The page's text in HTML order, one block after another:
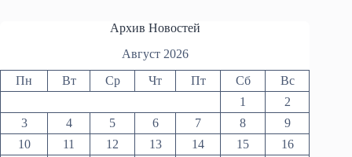
Архив Новостей
Август 2026
Пн Вт Ср Чт Пт Сб
Вс
1
2
3
4 5 6 7 8
9
10
11 12 13 14 15
16